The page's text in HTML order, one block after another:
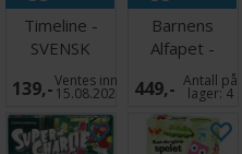
Timeline -
SVENSK
139,-Ventes inn
15.08.2026
Barnens
Alfapet -
SVENSK
449,- Antall på
lager:4